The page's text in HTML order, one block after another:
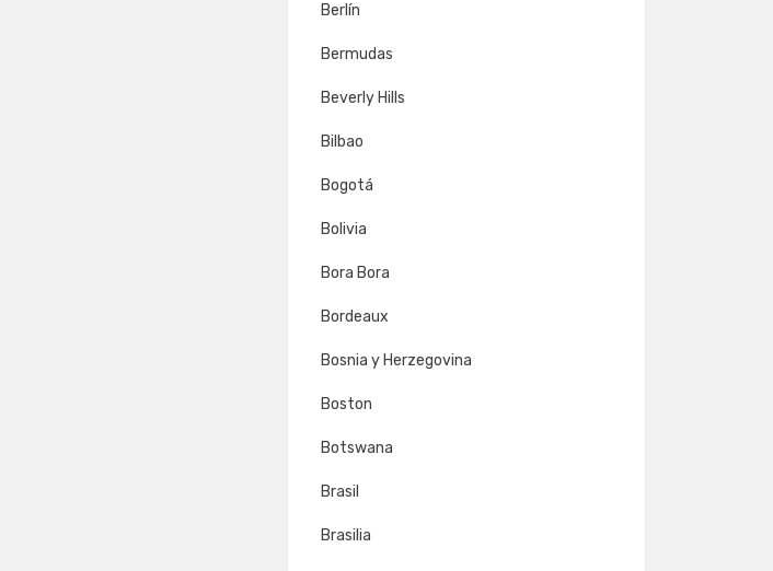
Berlín
Bermudas
Beverly Hills
Bilbao
Bogotá
Bolivia
Bora Bora
Bordeaux
Bosnia y Herzegovina
Boston
Botswana
Brasil
Brasilia